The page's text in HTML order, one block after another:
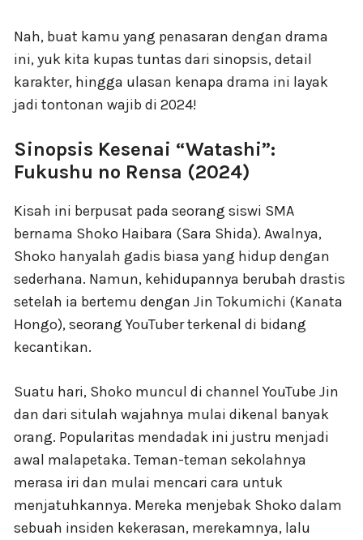
Nah, buat kamu yang penasaran dengan drama
ini, yuk kita kupas tuntas dari sinopsis, detail
karakter, hingga ulasan kenapa drama ini layak
jadi tontonan wajib di 2024!
Sinopsis Kesenai “Watashi”:
Fukushu no Rensa (2024)
Kisah ini berpusat pada seorang siswi SMA
bernama Shoko Haibara (Sara Shida). Awalnya,
Shoko hanyalah gadis biasa yang hidup dengan
sederhana. Namun, kehidupannya berubah drastis
setelah ia bertemu dengan Jin Tokumichi (Kanata
Hongo), seorang YouTuber terkenal di bidang
kecantikan.
Suatu hari, Shoko muncul di channel YouTube Jin
dan dari situlah wajahnya mulai dikenal banyak
orang. Popularitas mendadak ini justru menjadi
awal malapetaka. Teman-teman sekolahnya
merasa iri dan mulai mencari cara untuk
menjatuhkannya. Mereka menjebak Shoko dalam
sebuah insiden kekerasan, merekamnya, lalu